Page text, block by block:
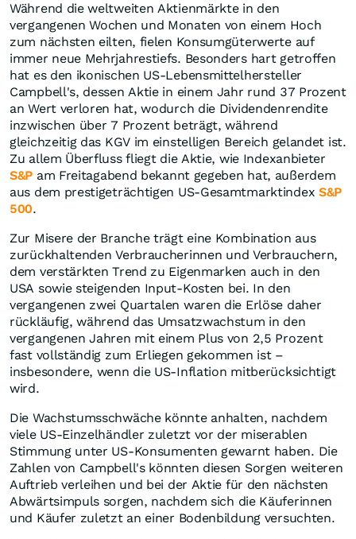
Während die weltweiten Aktienmärkte in den
vergangenen Wochen und Monaten von einem Hoch
zum nächsten eilten, fielen Konsumgüterwerte auf
immer neue Mehrjahrestiefs. Besonders hart getroffen
hat es den ikonischen US-Lebensmittelhersteller
Campbell's, dessen Aktie in einem Jahr rund 37 Prozent
an Wert verloren hat, wodurch die Dividendenrendite
inzwischen über 7 Prozent beträgt, während
gleichzeitig das KGV im einstelligen Bereich gelandet ist.
Zu allem Überfluss fliegt die Aktie, wie Indexanbieter
S&P am Freitagabend bekannt gegeben hat, außerdem
aus dem prestigeträchtigen US-Gesamtmarktindex S&P
500.
Zur Misere der Branche trägt eine Kombination aus
zurückhaltenden Verbraucherinnen und Verbrauchern,
dem verstärkten Trend zu Eigenmarken auch in den
USA sowie steigenden Input-Kosten bei. In den
vergangenen zwei Quartalen waren die Erlöse daher
rückläufig, während das Umsatzwachstum in den
vergangenen Jahren mit einem Plus von 2,5 Prozent
fast vollständig zum Erliegen gekommen ist –
insbesondere, wenn die US-Inflation mitberücksichtigt
wird.
Die Wachstumsschwäche könnte anhalten, nachdem
viele US-Einzelhändler zuletzt vor der miserablen
Stimmung unter US-Konsumenten gewarnt haben. Die
Zahlen von Campbell's könnten diesen Sorgen weiteren
Auftrieb verleihen und bei der Aktie für den nächsten
Abwärtsimpuls sorgen, nachdem sich die Käuferinnen
und Käufer zuletzt an einer Bodenbildung versuchten.